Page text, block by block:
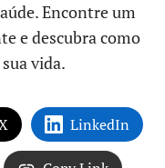
Encontre um
e descubra como
vida.
LinkedIn